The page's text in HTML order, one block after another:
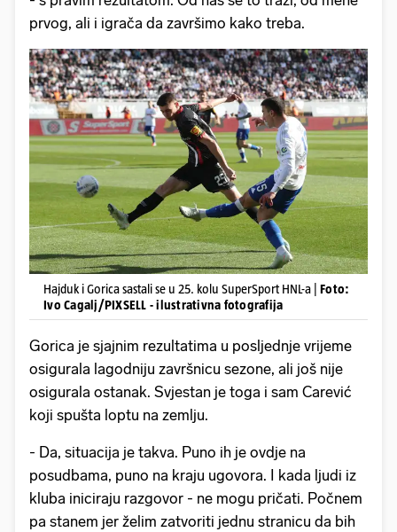
prvog, ali i igrača da završimo kako treba.
Hajduk i Gorica sastali se u 25. kolu SuperSport HNL-a | Foto:
Ivo Cagalj/PIXSELL - ilustrativna fotografija
Gorica je sjajnim rezultatima u posljednje vrijeme
osigurala lagodniju završnicu sezone, ali još nije
osigurala ostanak. Svjestan je toga i sam Carević
koji spušta loptu na zemlju.
- Da, situacija je takva. Puno ih je ovdje na
posudbama, puno na kraju ugovora. I kada ljudi iz
kluba iniciraju razgovor - ne mogu pričati. Počnem
pa stanem jer želim zatvoriti jednu stranicu da bih